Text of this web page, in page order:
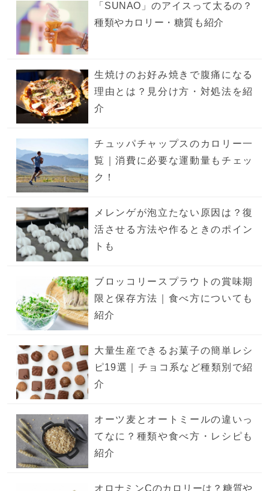
「SUNAO」のアイスって太るの？
種類やカロリー・糖質も紹介
生焼けのお好み焼きで腹痛になる
理由とは？見分け方・対処法を紹
介
チュッパチャップスのカロリー一
覧｜消費に必要な運動量もチェッ
ク！
メレンゲが泡立たない原因は？復
活させる方法や作るときのポイン
トも
ブロッコリースプラウトの賞味期
限と保存方法｜食べ方についても
紹介
大量生産できるお菓子の簡単レシ
ピ19選｜チョコ系など種類別で紹
介
オーツ麦とオートミールの違いっ
てなに？種類や食べ方・レシピも
紹介
オロナミンCのカロリーは？糖質や